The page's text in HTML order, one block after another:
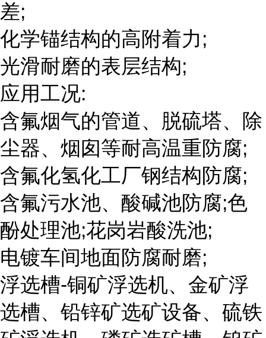
差;
化学锚结构的高附着力;
光滑耐磨的表层结构;
应用工况:
含氟烟气的管道、脱硫塔、除
尘器、烟囱等耐高温重防腐;
含氟化氢化工厂钢结构防腐;
含氟污水池、酸碱池防腐;色
酚处理池;花岗岩酸洗池;
电镀车间地面防腐耐磨;
浮选槽-铜矿浮选机、金矿浮
选槽、铅锌矿选矿设备、硫铁